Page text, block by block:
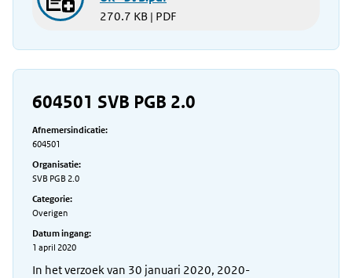
270.7 KB | PDF
604501 SVB PGB 2.0
Afnemersindicatie:
604501
Organisatie:
SVB PGB 2.0
Categorie:
Overigen
Datum ingang:
1 april 2020
In het verzoek van 30 januari 2020, 2020-